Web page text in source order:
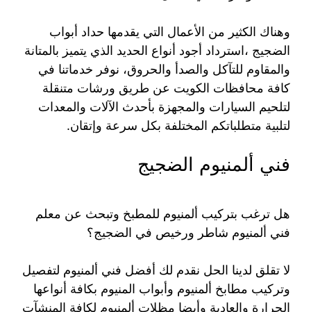
وهناك الكثير من الأعمال التي يقدمها حداد أبواب
الضجيج ،استرداد أجود أنواع الحديد الذي يتميز بالمتانة
والمقاوم للتآكل والصدأ والحروق، نوفر خدماتنا في
كافة محافظات الكويت عن طريق ورشات متنقلة
لتلحيم السيارات والمجهزة بأحدث الآلات والمعدات
لتلبية متطلباتكم المختلفة بكل سرعة وإتقان.
فني ألمنيوم الضجيج
هل ترغب بتركيب ألمنيوم للمطبخ وتبحث عن معلم
فني ألمنيوم شاطر ورخيص في الضجيج؟
لا تقلق لدينا الحل نقدم لك أفضل فني ألمنيوم لتفصيل
وتركيب مطابخ ألمنيوم وأبواب المنيوم بكافة أنواعها
الجرارة والعادية وأيضا مظلات ألمنيوم لكافة المنشآت